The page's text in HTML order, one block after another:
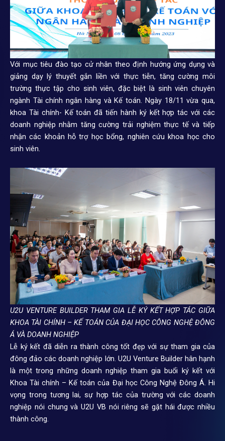
Với mục tiêu đào tạo cử nhân theo định hướng ứng dụng và
giảng dạy lý thuyết gắn liền với thực tiễn, tăng cường môi
trường thực tập cho sinh viên, đặc biệt là sinh viên chuyên
ngành Tài chính ngân hàng và Kế toán. Ngày 18/11 vừa qua,
khoa Tài chính- Kế toán đã tiến hành ký kết hợp tác với các
doanh nghiệp nhằm tăng cường trải nghiệm thực tế và tiếp
nhận các khoản hỗ trợ học bổng, nghiên cứu khoa học cho
sinh viên.
U2U VENTURE BUILDER THAM GIA LỄ KÝ KẾT HỢP TÁC GIỮA
KHOA TÀI CHÍNH – KẾ TOÁN CỦA ĐẠI HỌC CÔNG NGHỆ ĐÔNG
Á VÀ DOANH NGHIỆP
Lễ ký kết đã diễn ra thành công tốt đẹp với sự tham gia của
đông đảo các doanh nghiệp lớn. U2U Venture Builder hân hạnh
là một trong những doanh nghiệp tham gia buổi ký kết với
Khoa Tài chính – Kế toán của Đại học Công Nghệ Đông Á. Hi
vọng trong tương lai, sự hợp tác của trường với các doanh
nghiệp nói chung và U2U VB nói riêng sẽ gặt hái được nhiều
thành công.